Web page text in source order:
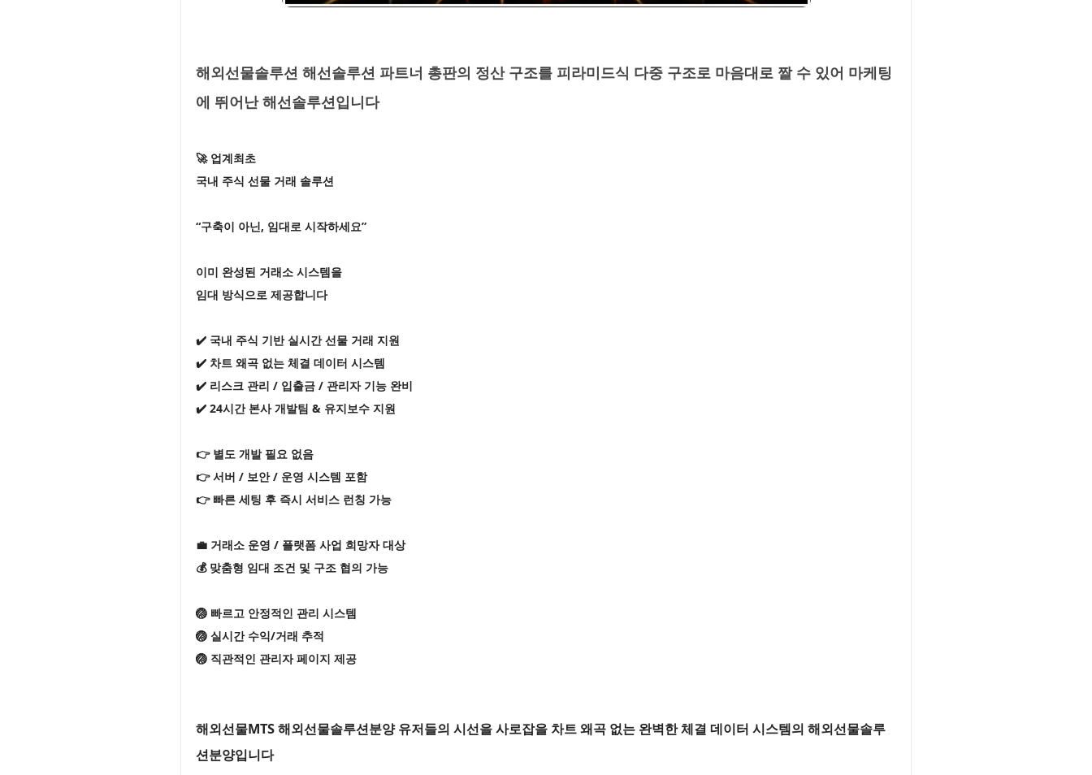
해외선물솔루션 해선솔루션 파트너 총판의 정산 구조를 피라미드식 다중 구조로 마음대로 짤 수 있어 마케팅
에 뛰어난 해선솔루션입니다
🚀 업계최초
국내 주식 선물 거래 솔루션
“구축이 아닌, 임대로 시작하세요”
이미 완성된 거래소 시스템을
임대 방식으로 제공합니다
✔️ 국내 주식 기반 실시간 선물 거래 지원
✔️ 차트 왜곡 없는 체결 데이터 시스템
✔️ 리스크 관리 / 입출금 / 관리자 기능 완비
✔️ 24시간 본사 개발팀 & 유지보수 지원
👉 별도 개발 필요 없음
👉 서버 / 보안 / 운영 시스템 포함
👉 빠른 세팅 후 즉시 서비스 런칭 가능
💼 거래소 운영 / 플랫폼 사업 희망자 대상
💰 맞춤형 임대 조건 및 구조 협의 가능
🏐 빠르고 안정적인 관리 시스템
🏐 실시간 수익/거래 추적
🏐 직관적인 관리자 페이지 제공
해외선물MTS 해외선물솔루션분양 유저들의 시선을 사로잡을 차트 왜곡 없는 완벽한 체결 데이터 시스템의 해외선물솔루
션분양입니다